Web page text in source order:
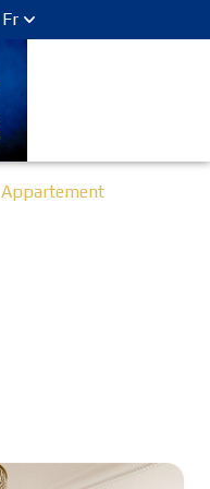
Fr
Appartement